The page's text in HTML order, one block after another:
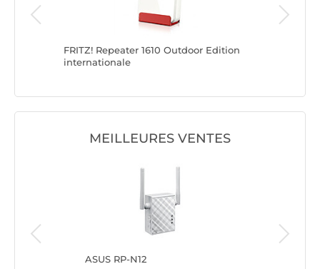
FRITZ! Repeater 1610 Outdoor Edition
internationale
MEILLEURES VENTES
ASUS RP-N12